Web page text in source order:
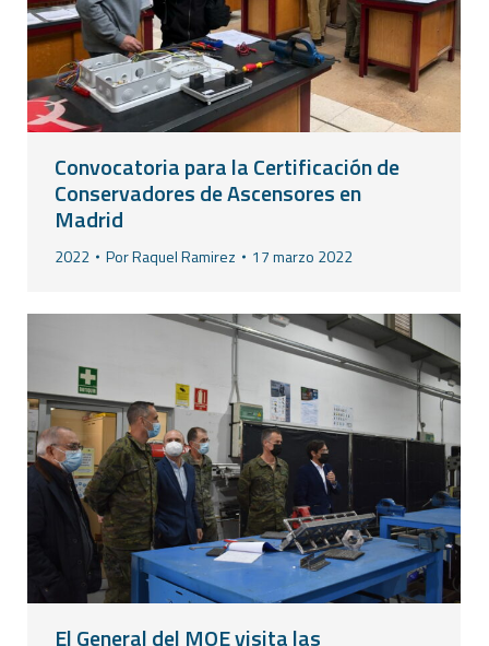
Convocatoria para la Certificación de
Conservadores de Ascensores en
Madrid
2022 PorRaquel Ramirez 17 marzo 2022
El General del MOE visita las